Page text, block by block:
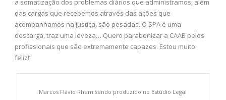
a somatização dos problemas diários que administramos, além
das cargas que recebemos através das ações que
acompanhamos na justiça, são pesadas. O SPA é uma
descarga, traz uma leveza… Quero parabenizar a CAAB pelos
profissionais que são extremamente capazes. Estou muito
feliz!”
Marcos Flávio Rhem sendo produzido no Estúdio Legal